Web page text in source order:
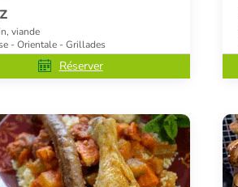
viande
- Orientale - Grillades
Réserver